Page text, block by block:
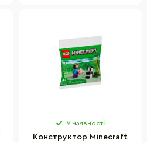
У наявності
Конструктор Minecraft